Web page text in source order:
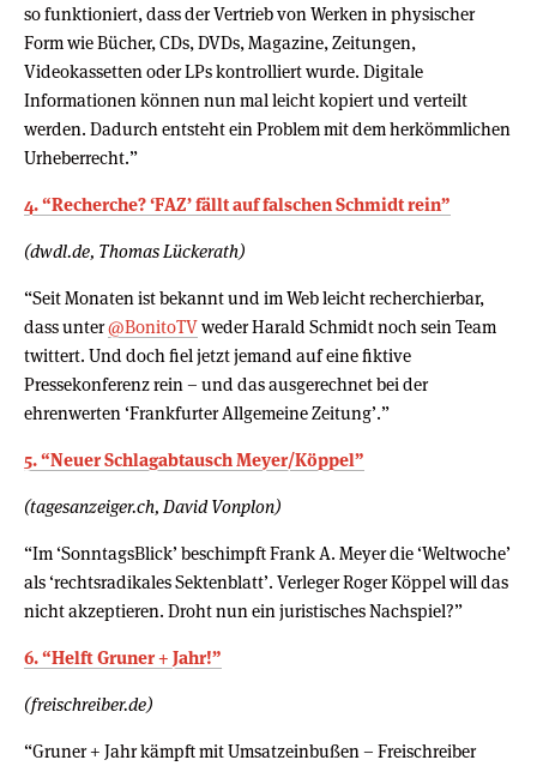
so funktioniert, dass der Vertrieb von Werken in physischer
Form wie Bücher, CDs, DVDs, Magazine, Zeitungen,
Videokassetten oder LPs kontrolliert wurde. Digitale
Informationen können nun mal leicht kopiert und verteilt
werden. Dadurch entsteht ein Problem mit dem herkömmlichen
Urheberrecht.”
4. “Recherche? ‘FAZ’ fällt auf falschen Schmidt rein”
(dwdl.de, Thomas Lückerath)
“Seit Monaten ist bekannt und im Web leicht recherchierbar,
dass unter@BonitoTVweder Harald Schmidt noch sein Team
twittert. Und doch fiel jetzt jemand auf eine fiktive
Pressekonferenz rein – und das ausgerechnet bei der
ehrenwerten ‘Frankfurter Allgemeine Zeitung’.”
5. “Neuer Schlagabtausch Meyer/Köppel”
(tagesanzeiger.ch, David Vonplon)
“Im ‘SonntagsBlick’ beschimpft Frank A. Meyer die ‘Weltwoche’
als ‘rechtsradikales Sektenblatt’. Verleger Roger Köppel will das
nicht akzeptieren. Droht nun ein juristisches Nachspiel?”
6. “Helft Gruner + Jahr!”
(freischreiber.de)
“Gruner + Jahr kämpft mit Umsatzeinbußen – Freischreiber